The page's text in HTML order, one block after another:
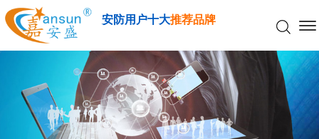
安防用户十大推荐品牌